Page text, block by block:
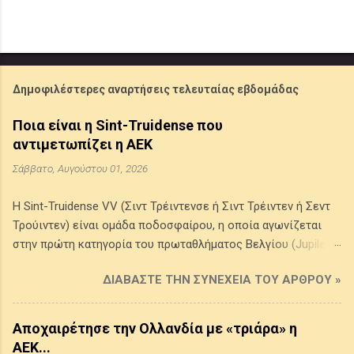
Δημοφιλέστερες αναρτήσεις τελευταίας εβδομάδας
Ποια είναι η Sint-Truidense που
αντιμετωπίζει η ΑΕΚ
Σάββατο, Αυγούστου 01, 2026
Η Sint-Truidense VV (Σιντ Τρέιντενσε ή Σιντ Τρέιντεν ή Σεντ
Τρούιντεν) είναι ομάδα ποδοσφαίρου, η οποία αγωνίζεται
στην πρώτη κατηγορία του πρωταθλήματος Βελγίου (Jupiler
επαρχία της Λιμβουργίας του Βελγίου, ιδρύθηκε το 1924 από
την ένωση δύο τοπικών συλλόγων της πόλης και τα χρώματά
της είναι το κίτρινο και το μπλε. Έχει κατακτήσει ένα League
Cup Βελγίου (1998-1999) και τέσσερα πρωταθλήμα Β' Εθνικής
ΔΙΑΒΆΣΤΕ ΤΗΝ ΣΥΝΈΧΕΙΑ ΤΟΥ ΆΡΘΡΟΥ »
Αποχαιρέτησε την Ολλανδία με «τριάρα» η
ΑΕΚ...